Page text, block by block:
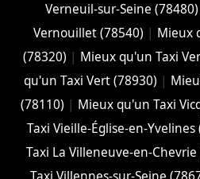
Verneuil-sur-Seine (78480)
Vernouillet (78540) | Mieux
(78320) | Mieux qu'un Taxi
qu'un Taxi Vert (78930) |
(78110) | Mieux qu'un Taxi
Taxi Vieille-Église-en-Yvelines
Taxi La Villeneuve-en-Chevrie